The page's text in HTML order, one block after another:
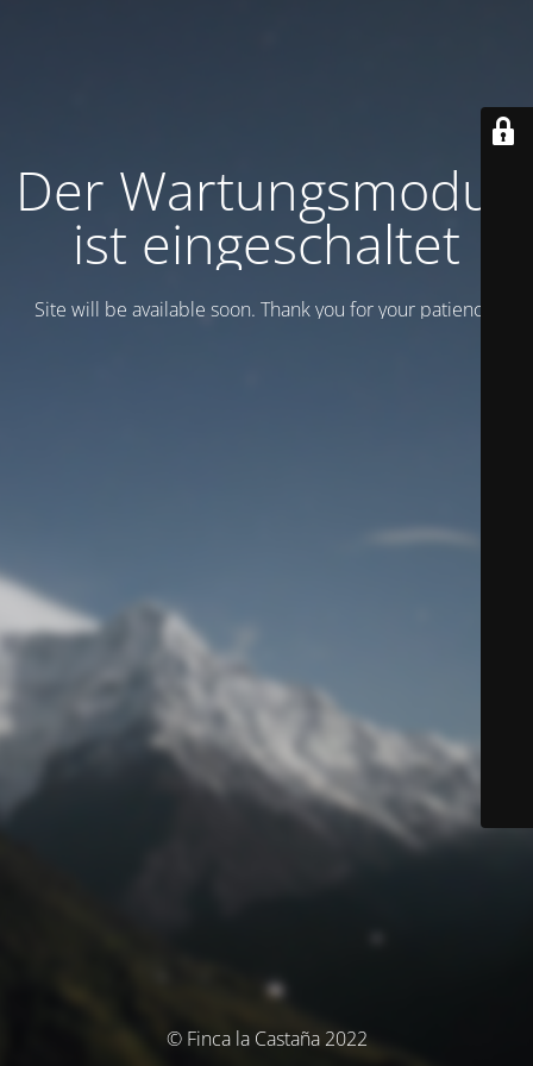
Der Wartungsmodus
ist eingeschaltet
Site will be available soon. Thank you for your patience!
© Finca la Castaña 2022